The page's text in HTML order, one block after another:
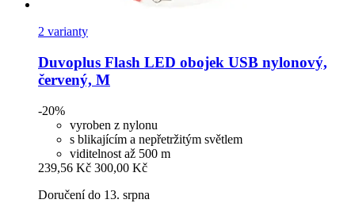
2 varianty
Duvoplus Flash LED obojek USB nylonový,
červený, M
-20%
vyroben z nylonu
s blikajícím a nepřetržitým světlem
viditelnost až 500 m
239,56 Kč 300,00 Kč
Doručení do 13. srpna